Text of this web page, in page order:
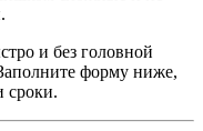
и без головной
форму ниже,
сроки.